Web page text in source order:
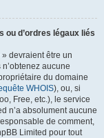
ou d’ordres légaux liés
devraient être un
aucune
du domaine
WHOIS), ou, si
Free, etc.), le service
n’a absolument aucune
de comment,
Limited pour tout